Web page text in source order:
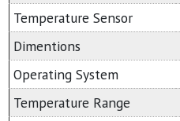
Temperature Sensor
Dimentions
Operating System
Temperature Range